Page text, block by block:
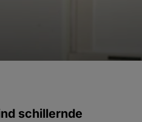
schillernde